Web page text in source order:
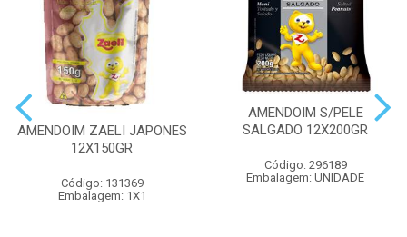
AMENDOIM ZAELI JAPONES
12X150GR
Código: 131369
Embalagem: 1X1
AMENDOIM S/PELE
SALGADO 12X200GR
Código: 296189
Embalagem: UNIDADE